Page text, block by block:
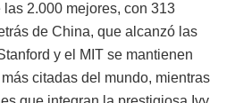
2.000 mejores, con 313
de China, que alcanzó las
y el MIT se mantienen
citadas del mundo, mientras